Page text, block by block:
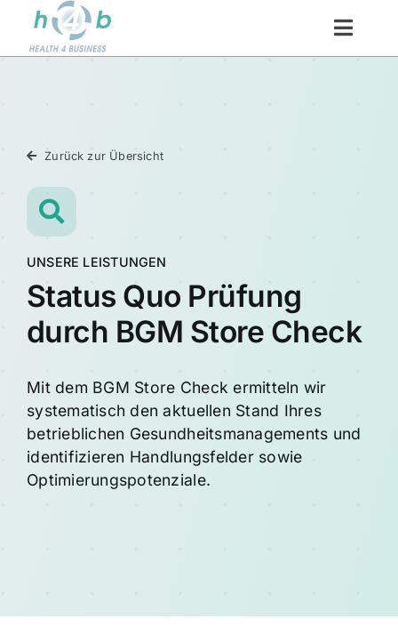
content
Zurück zur Übersicht
UNSERE LEISTUNGEN
Status Quo Prüfung
durch BGM Store Check
Mit dem BGM Store Check ermitteln wir
systematisch den aktuellen Stand Ihres
betrieblichen Gesundheitsmanagements und
identifizieren Handlungsfelder sowie
Optimierungspotenziale.